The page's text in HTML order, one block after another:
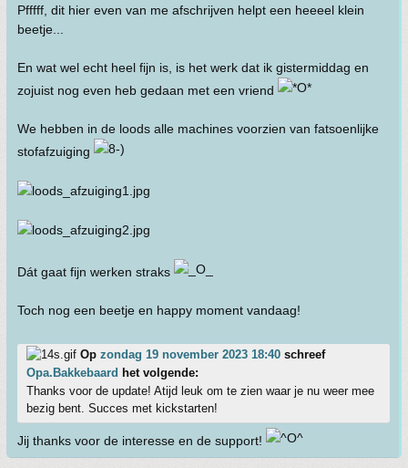
Pfffff, dit hier even van me afschrijven helpt een heeeel klein
beetje...
En wat wel echt heel fijn is, is het werk dat ik gistermiddag en
zojuist nog even heb gedaan met een vriend
We hebben in de loods alle machines voorzien van fatsoenlijke
stofafzuiging
Dát gaat fijn werken straks
Toch nog een beetje en happy moment vandaag!
Op zondag 19 november 2023 18:40 schreef
Opa.Bakkebaard het volgende:
Thanks voor de update! Atijd leuk om te zien waar je nu weer mee
bezig bent. Succes met kickstarten!
Jij thanks voor de interesse en de support!